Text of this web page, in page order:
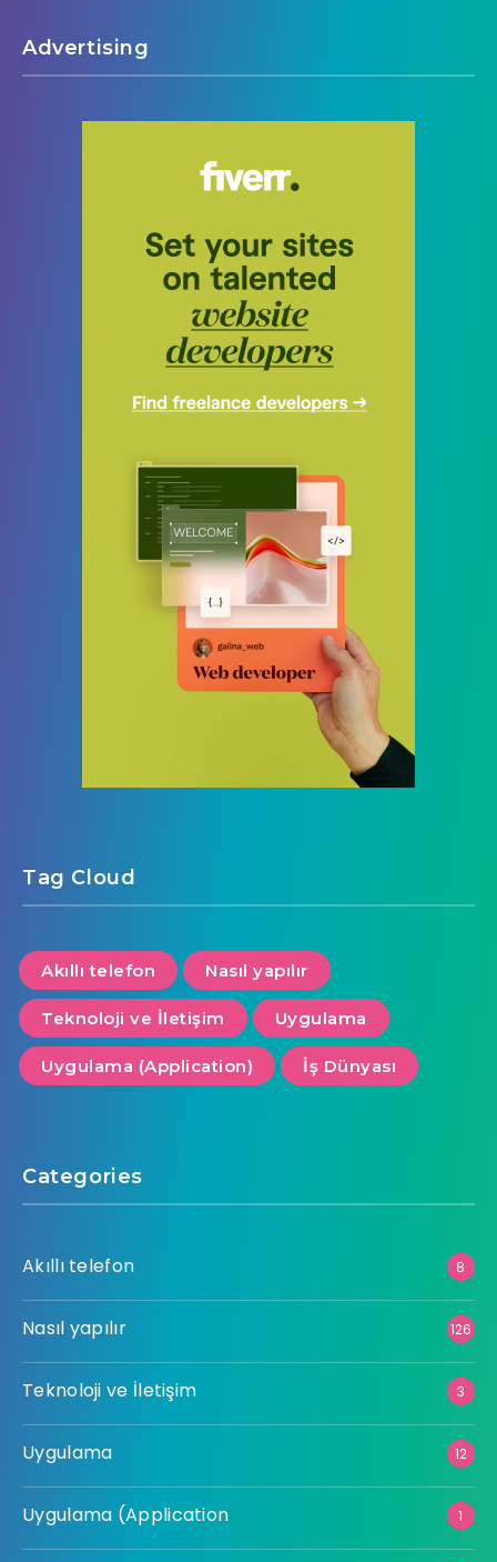
Advertising
Tag Cloud
Akıllı telefon Nasıl yapılır
Teknoloji ve İletişim Uygulama
Uygulama (Application) İş Dünyası
Categories
Akıllı telefon 8
Nasıl yapılır 126
Teknoloji ve İletişim 3
Uygulama 12
Uygulama (Application 1